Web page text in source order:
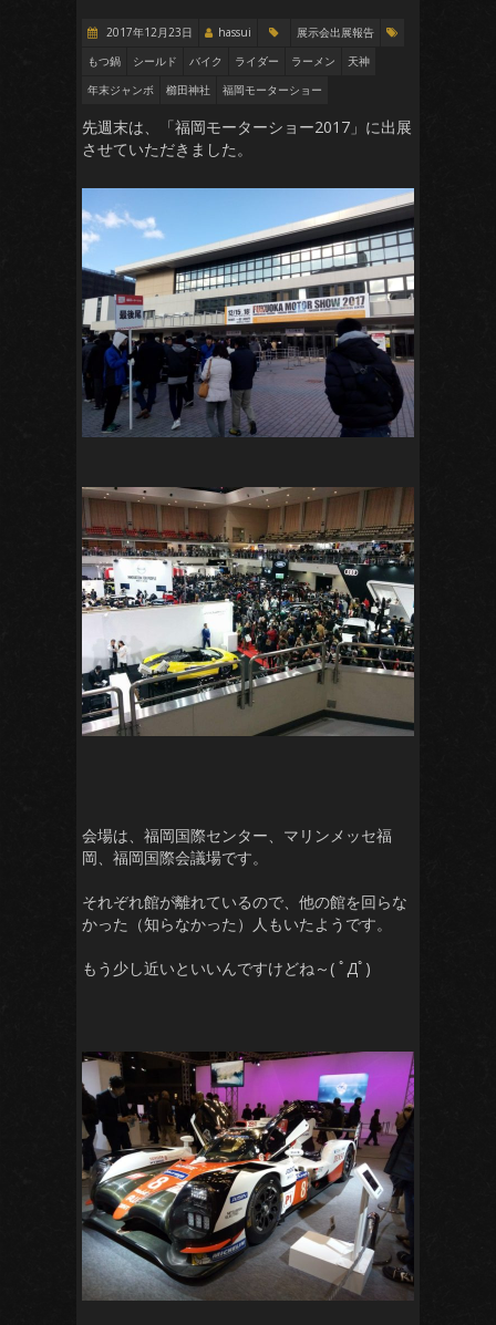
2017年12月23日 hassui
展示会出展報告
もつ鍋
シールド バイク ライダー ラーメン
天神
年末ジャンボ
櫛田神社 福岡モーターショー
先週末は、「福岡モーターショー2017」に出展
させていただきました。
会場は、福岡国際センター、マリンメッセ福
岡、福岡国際会議場です。
それぞれ館が離れているので、他の館を回らな
かった（知らなかった）人もいたようです。
もう少し近いといいんですけどね～( ﾟДﾟ)